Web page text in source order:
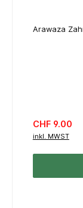
Arawaza
Regulärer
CHF 9.00
inkl. MWST